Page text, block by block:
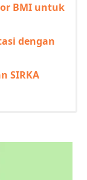
BMI untuk
dengan
SIRKA